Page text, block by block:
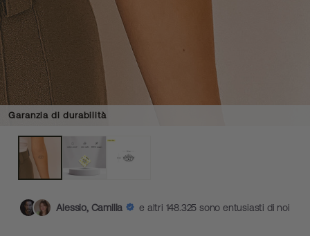
Garanzia di durabilità
Alessio, Camilla e altri 148.325 sono entusiasti di noi